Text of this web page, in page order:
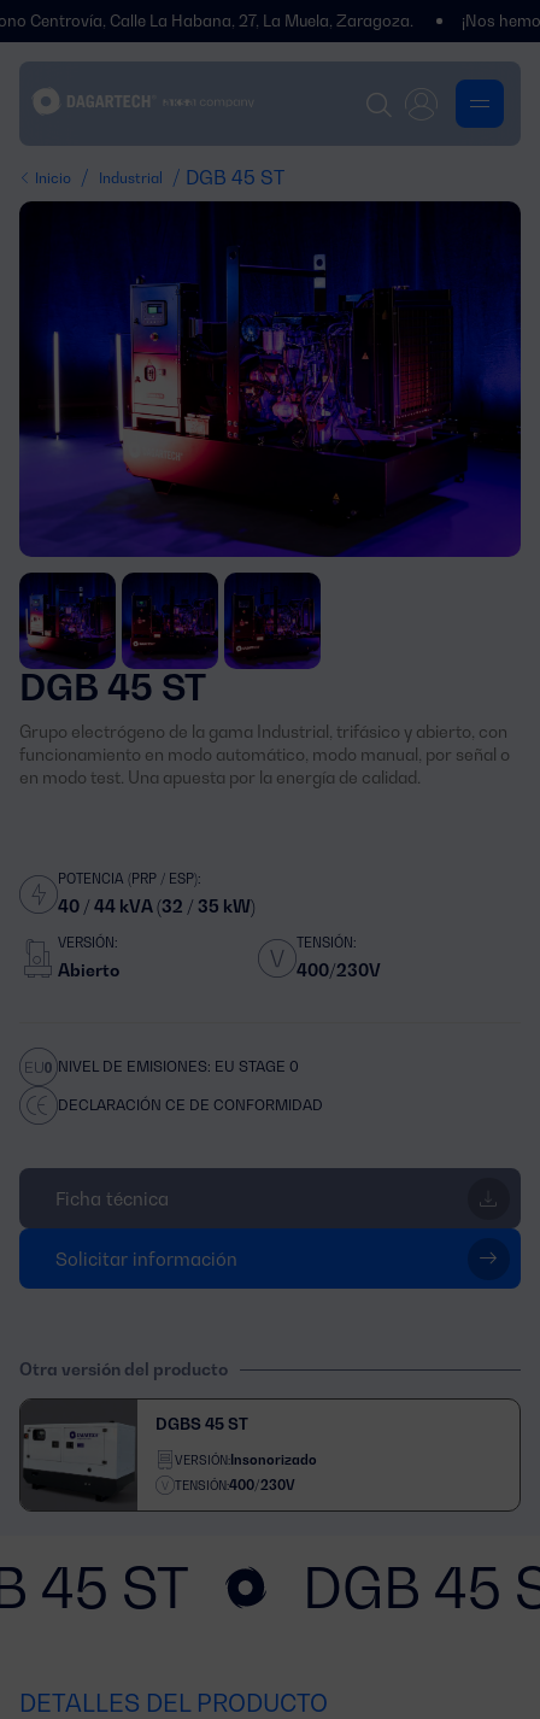
Calle La Habana, 27, La Muela, Zaragoza. ¡Nos hemos
Inicio / Industrial / DGB 45 ST
DGB 45 ST
Grupo electrógeno de la gama Industrial, trifásico y abierto, con
funcionamiento en modo automático, modo manual, por señal o
en modo test. Una apuesta por la energía de calidad.
POTENCIA (PRP / ESP):
40 / 44 kVA (32 / 35 kW)
VERSIÓN:
Abierto
TENSIÓN:
400/230V
NIVEL DE EMISIONES: EU STAGE 0
DECLARACIÓN CE DE CONFORMIDAD
Ficha técnica
Solicitar información
Otra versión del producto
DGBS 45 ST
VERSIÓN:Insonorizado
TENSIÓN:400/230V
45 ST DGB 45
DETALLES DEL PRODUCTO